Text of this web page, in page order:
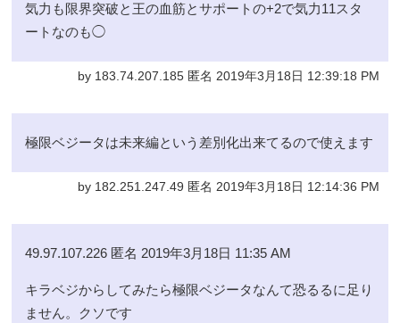
気力も限界突破と王の血筋とサポートの+2で気力11スタ
ートなのも◯
by 183.74.207.185 匿名 2019年3月18日 12:39:18 PM
極限ベジータは未来編という差別化出来てるので使えます
by 182.251.247.49 匿名 2019年3月18日 12:14:36 PM
49.97.107.226 匿名 2019年3月18日 11:35 AM
キラベジからしてみたら極限ベジータなんて恐るるに足り
ません。クソです